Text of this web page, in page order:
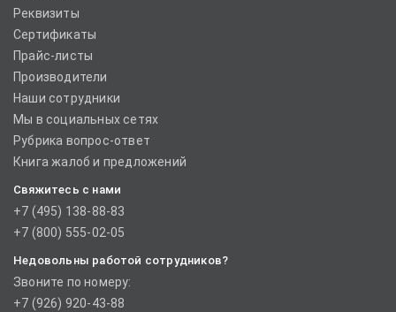
Реквизиты
Сертификаты
Прайс-листы
Производители
Наши сотрудники
Мы в социальных сетях
Рубрика вопрос-ответ
Книга жалоб и предложений
Свяжитесь с нами
+7 (495) 138-88-83
+7 (800) 555-02-05
Недовольны работой сотрудников?
Звоните по номеру:
+7 (926) 920-43-88